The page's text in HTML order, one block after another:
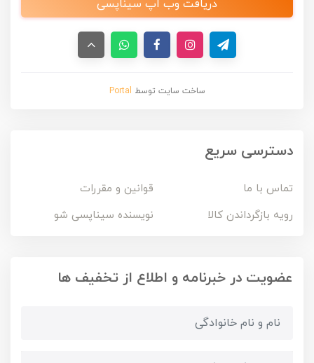
دریافت وب اپ سیناپسی
ساخت سایت توسط Portal
دسترسی سریع
تماس با ما
قوانین و مقررات
رویه بازگرداندن کالا
نویسنده سیناپسی شو
عضویت در خبرنامه و اطلاع از تخفیف ها